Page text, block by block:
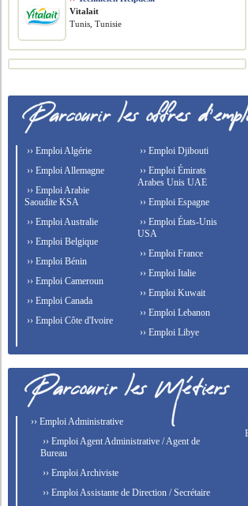
Vitalait
Tunis, Tunisie
›› Emploi Algérie
›› Emploi Allemagne
›› Emploi Arabie
Saoudite KSA
›› Emploi Australie
›› Emploi Belgique
›› Emploi Bénin
›› Emploi Cameroun
›› Emploi Canada
›› Emploi Côte d'Ivoire
›› Emploi Djibouti
›› Emploi Émirats
Arabes Unis UAE
›› Emploi Espagne
›› Emploi États-Unis
USA
›› Emploi France
›› Emploi Italie
›› Emploi Kuwait
›› Emploi Lebanon
›› Emploi Libye
›› Emploi Administrative
›› Emploi Agent Administrative / Agent de
Bureau
›› Emploi Archiviste
›› Emploi Assistante de Direction / Secrétaire